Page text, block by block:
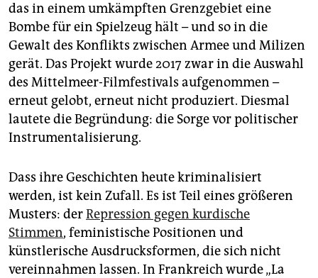
das in einem umkämpften Grenzgebiet eine
Bombe für ein Spielzeug hält – und so in die
Gewalt des Konflikts zwischen Armee und Milizen
gerät. Das Projekt wurde 2017 zwar in die Auswahl
des Mittelmeer-Filmfestivals aufgenommen –
erneut gelobt, erneut nicht produziert. Diesmal
lautete die Begründung: die Sorge vor politischer
Instrumentalisierung.
Dass ihre Geschichten heute kriminalisiert
werden, ist kein Zufall. Es ist Teil eines größeren
Musters: derRepression gegen kurdische
Stimmen, feministische Positionen und
künstlerische Ausdrucksformen, die sich nicht
vereinnahmen lassen. In Frankreich wurde „La